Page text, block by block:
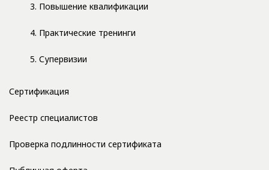
3. Повышение квалификации
4. Практические тренинги
5. Супервизии
Сертификация
Реестр специалистов
Проверка подлинности сертификата